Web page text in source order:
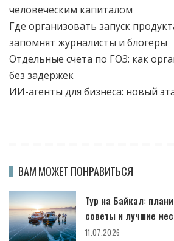
человеческим капиталом
Где организовать запуск
запомнят журналисты и блогеры
Отдельные счета по ГОЗ: как
без задержек
ИИ-агенты для бизнеса: новый
ВАМ МОЖЕТ ПОНРАВИТЬСЯ
Тур на Байкал:
советы и лучшие
11.07.2026